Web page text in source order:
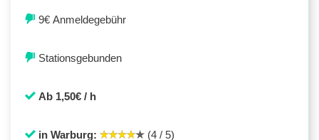
9€ Anmeldegebühr
Stationsgebunden
Ab 1,50€ / h
in Warburg: (4 / 5)